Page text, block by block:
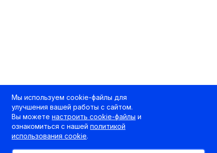
Мы используем cookie-файлы для
улучшения вашей работы с сайтом.
Вы можете настроить cookie-файлы и
ознакомиться с нашей политикой
использования cookie.